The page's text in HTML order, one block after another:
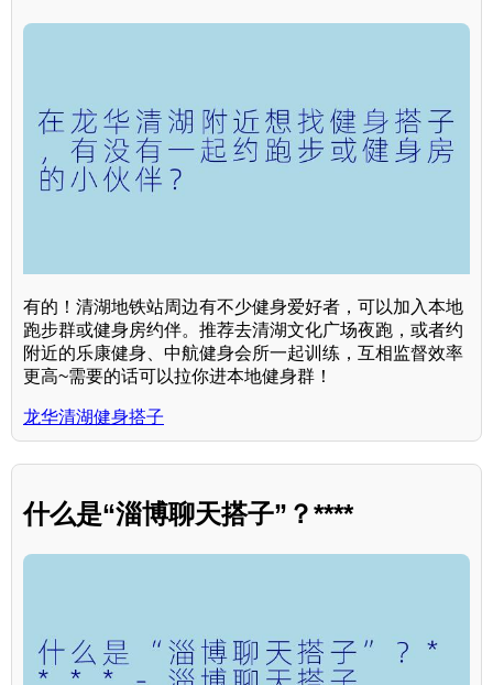
有的！清湖地铁站周边有不少健身爱好者，可以加入本地
跑步群或健身房约伴。推荐去清湖文化广场夜跑，或者约
附近的乐康健身、中航健身会所一起训练，互相监督效率
更高~需要的话可以拉你进本地健身群！
龙华清湖健身搭子
什么是“淄博聊天搭子”？****